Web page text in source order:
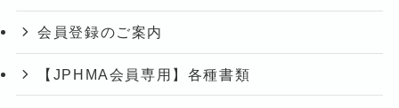
会員登録のご案内
【JPHMA会員専用】各種書類